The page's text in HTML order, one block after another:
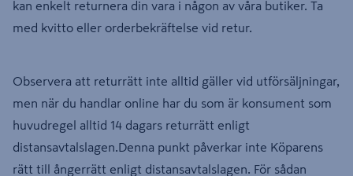
kan enkelt returnera din vara i någon av våra butiker. Ta
med kvitto eller orderbekräftelse vid retur.
Observera att returrätt inte alltid gäller vid utförsäljningar,
men när du handlar online har du som är konsument som
huvudregel alltid 14 dagars returrätt enligt
distansavtalslagen.Denna punkt påverkar inte Köparens
rätt till ångerrätt enligt distansavtalslagen. För sådan